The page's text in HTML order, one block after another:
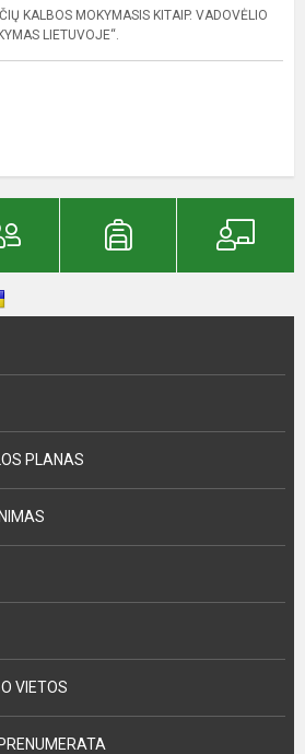
KALBOS MOKYMASIS KITAIP. VADOVĖLIO
LIETUVOJE“.
PLANAS
VIETOS